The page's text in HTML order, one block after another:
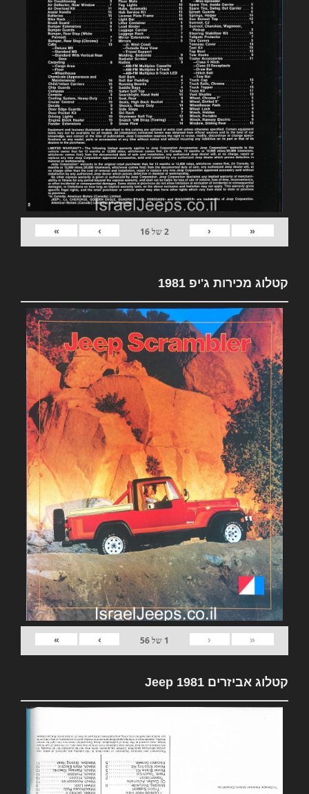
«
‹
2של16
›
»
קטלוג מכירות ג'יפ 1981
«
‹
1 של56
›
»
קטלוג אביזרים 1981 Jeep